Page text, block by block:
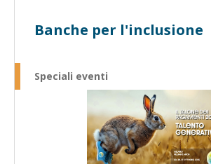
Banche per l'inclusione
Speciali eventi